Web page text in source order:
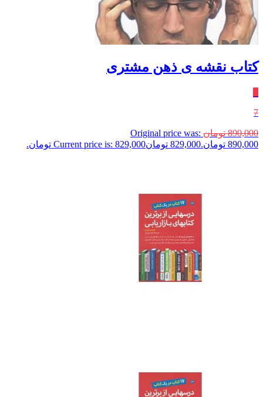
کتاب نقشه ی ذهن مشتری
7
890,000 تومان Original price was:
890,000 تومان.
829,000 تومانCurrent price is: 829,000 تومان.